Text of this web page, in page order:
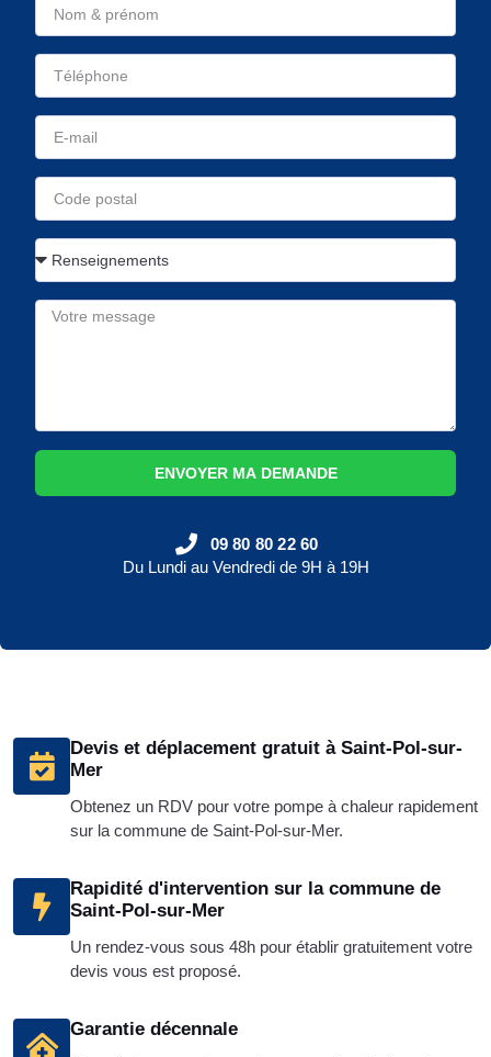
Devis et déplacement gratuit à Saint-Pol-sur-
Mer
Obtenez un RDV pour votre pompe à chaleur rapidement
sur la commune de Saint-Pol-sur-Mer.
Rapidité d'intervention sur la commune de
Saint-Pol-sur-Mer
Un rendez-vous sous 48h pour établir gratuitement votre
devis vous est proposé.
Garantie décennale
ENVOYER MA DEMANDE
09 80 80 22 60
Du Lundi au Vendredi de 9H à 19H